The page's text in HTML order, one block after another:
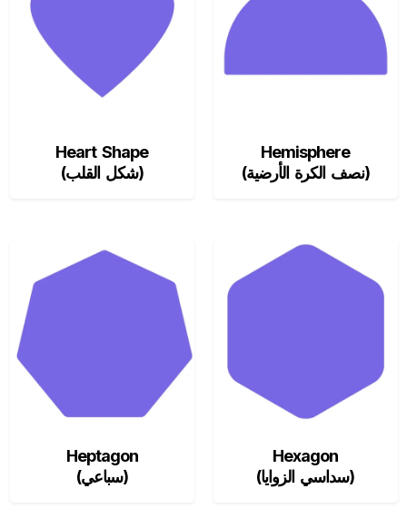
Heart Shape
(شكل القلب)
Hemisphere
(نصف الكرة الأرضية)
Heptagon
(سباعي)
Hexagon
(سداسي الزوايا)